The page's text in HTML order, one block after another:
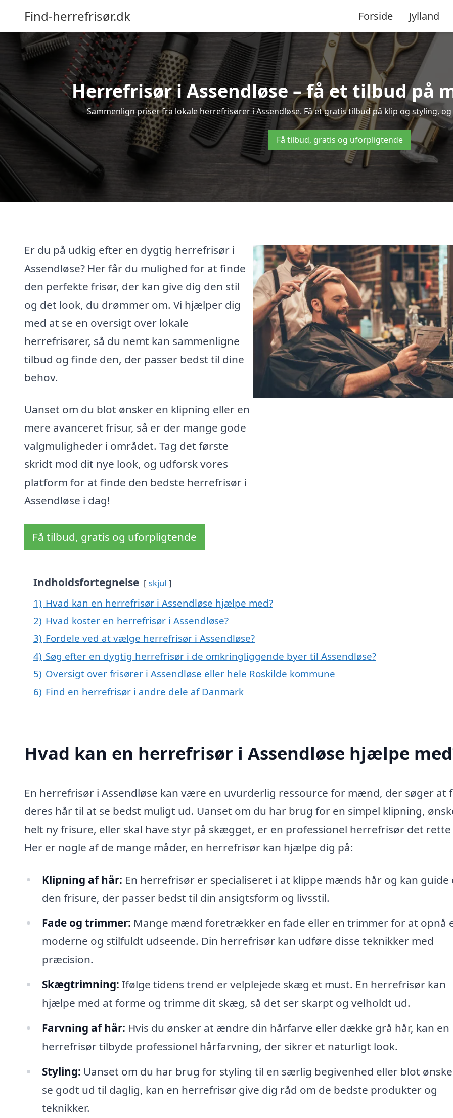
Find-herrefrisør.dk Forside Jylland
Herrefrisør i Assendløse – få et tilbud på
Sammenlign priser fra lokale herrefrisører i Assendløse. Få et gratis tilbud på klip og styling,
Få tilbud, gratis og uforpligtende
Er du på udkig efter en dygtig herrefrisør i
Assendløse? Her får du mulighed for at finde
den perfekte frisør, der kan give dig den stil
og det look, du drømmer om. Vi hjælper dig
med at se en oversigt over lokale
herrefrisører, så du nemt kan sammenligne
tilbud og finde den, der passer bedst til dine
behov.
Uanset om du blot ønsker en klipning eller en
mere avanceret frisur, så er der mange gode
valgmuligheder i området. Tag det første
skridt mod dit nye look, og udforsk vores
platform for at finde den bedste herrefrisør i
Assendløse i dag!
Få tilbud, gratis og uforpligtende
Indholdsfortegnelse skjul
1) Hvad kan en herrefrisør i Assendløse hjælpe med?
2) Hvad koster en herrefrisør i Assendløse?
3) Fordele ved at vælge herrefrisør i Assendløse?
4) Søg efter en dygtig herrefrisør i de omkringliggende byer til Assendløse?
5) Oversigt over frisører i Assendløse eller hele Roskilde kommune
6) Find en herrefrisør i andre dele af Danmark
Hvad kan en herrefrisør i Assendløse hjælpe
En herrefrisør i Assendløse kan være en uvurderlig ressource for mænd, der søger at
deres hår til at se bedst muligt ud. Uanset om du har brug for en simpel klipning,
helt ny frisure, eller skal have styr på skægget, er en professionel herrefrisør det rette
Her er nogle af de mange måder, en herrefrisør kan hjælpe dig på:
Klipning af hår: En herrefrisør er specialiseret i at klippe mænds hår og kan guide
den frisure, der passer bedst til din ansigtsform og livsstil.
Fade og trimmer: Mange mænd foretrækker en fade eller en trimmer for at opnå
moderne og stilfuldt udseende. Din herrefrisør kan udføre disse teknikker med
præcision.
Skægtrimning: Ifølge tidens trend er velplejede skæg et must. En herrefrisør kan
hjælpe med at forme og trimme dit skæg, så det ser skarpt og velholdt ud.
Farvning af hår: Hvis du ønsker at ændre din hårfarve eller dække grå hår, kan en
herrefrisør tilbyde professionel hårfarvning, der sikrer et naturligt look.
Styling: Uanset om du har brug for styling til en særlig begivenhed eller blot
se godt ud til daglig, kan en herrefrisør give dig råd om de bedste produkter og
teknikker.